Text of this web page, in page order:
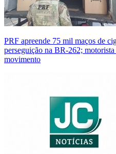
PRF apreende 75 mil maços de
perseguição na BR-262;
movimento